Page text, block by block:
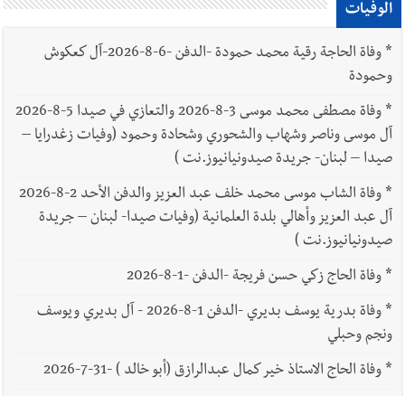
الوفيات
*
وفاة الحاجة رقية محمد حمودة -الدفن -6-8-2026-آل كعكوش
وحمودة
*
وفاة مصطفى محمد موسى 3-8-2026 والتعازي في صيدا 5-8-2026
آل موسى وناصر وشهاب والشحوري وشحادة وحمود (وفيات زغدرايا –
صيدا – لبنان- جريدة صيدونيانيوز.نت )
*
وفاة الشاب موسى محمد خلف عبد العزيز والدفن الأحد 2-8-2026
آل عبد العزيز وأهالي بلدة العلمانية (وفيات صيدا- لبنان – جريدة
صيدونيانيوز.نت )
*وفاة الحاج زكي حسن فريجة -الدفن -1-8-2026
*
وفاة بدرية يوسف بديري -الدفن 1-8-2026 - آل بديري ويوسف
ونجم وحبلي
*وفاة الحاج الاستاذ خير كمال عبدالرازق (أبو خالد ) -31-7-2026